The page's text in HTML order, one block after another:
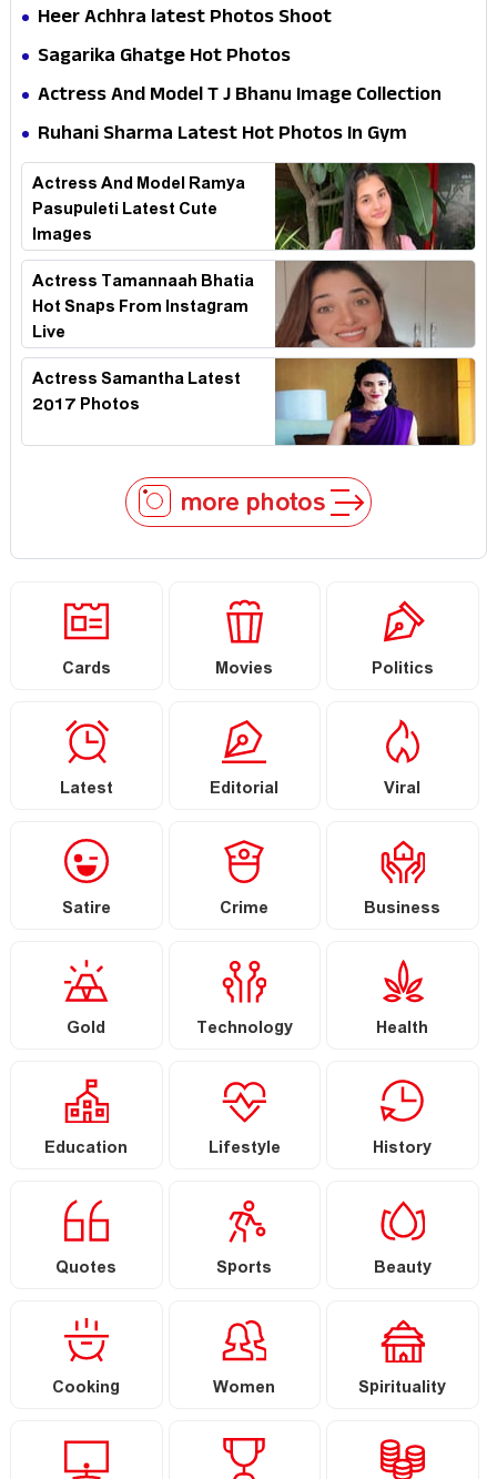
Heer Achhra latest Photos Shoot
Sagarika Ghatge Hot Photos
Actress And Model T J Bhanu Image Collection
Ruhani Sharma Latest Hot Photos In Gym
Actress And Model Ramya
Pasupuleti Latest Cute
Images
Actress Tamannaah Bhatia
Hot Snaps From Instagram
Live
Actress Samantha Latest
2017 Photos
more photos
Cards Movies Politics
Latest Editorial Viral
Satire Crime Business
Gold Technology Health
Education Lifestyle History
Quotes Sports Beauty
Cooking Women Spirituality